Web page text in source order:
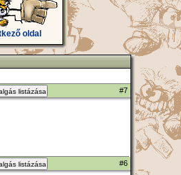
oldal
listázása #7
listázása #6